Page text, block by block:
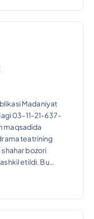
Madaniyat
03-11-21-637-
maqsadida
teatrining
bozori
etildi. Bu…